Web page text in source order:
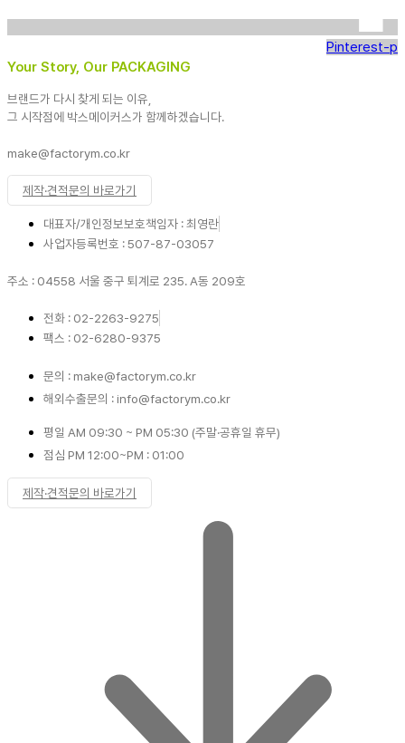
Pinterest-p
Your Story, Our PACKAGING
브랜드가 다시 찾게 되는 이유,
그 시작점에 박스메이커스가 함께하겠습니다.
make@factorym.co.kr
제작·견적문의 바로가기
대표자/개인정보보호책임자 : 최영란
사업자등록번호 : 507-87-03057
주소 : 04558 서울 중구 퇴계로 235. A동 209호
전화 : 02-2263-9275
팩스 : 02-6280-9375
문의 : make@factorym.co.kr
해외수출문의 : info@factorym.co.kr
평일 AM 09:30 ~ PM 05:30 (주말·공휴일 휴무)
점심 PM 12:00~PM : 01:00
제작·견적문의 바로가기